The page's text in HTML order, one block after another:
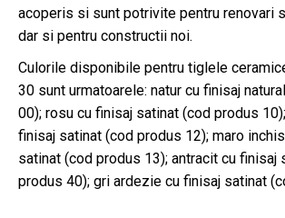
acoperis si sunt potrivite pentru renovari
dar si pentru constructii noi.
Culorile disponibile pentru tiglele
30 sunt urmatoarele: natur cu finisaj
00); rosu cu finisaj satinat (cod produs
finisaj satinat (cod produs 12); maro
satinat (cod produs 13); antracit cu finisaj
produs 40); gri ardezie cu finisaj satinat